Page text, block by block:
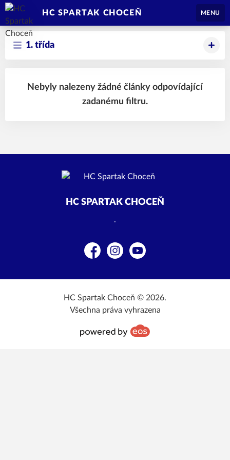
HC SPARTAK CHOCEŇ MENU
1. třída
Nebyly nalezeny žádné články odpovídající
zadanému filtru.
HC SPARTAK CHOCEŇ
.
FacebookInstagramYouTube
HC Spartak Choceň © 2026.
Všechna práva vyhrazena